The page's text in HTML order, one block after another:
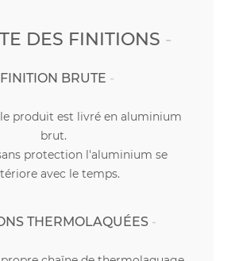
DES FINITIONS
FINITION BRUTE
produit est livré en aluminium
brut.
protection l'aluminium se
avec le temps.
THERMOLAQUÉES